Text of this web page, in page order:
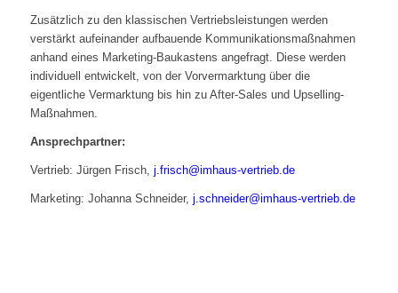
Zusätzlich zu den klassischen Vertriebsleistungen werden
verstärkt aufeinander aufbauende Kommunikationsmaßnahmen
anhand eines Marketing-Baukastens angefragt. Diese werden
individuell entwickelt, von der Vorvermarktung über die
eigentliche Vermarktung bis hin zu After-Sales und Upselling-
Maßnahmen.
Ansprechpartner:
Vertrieb: Jürgen Frisch, j.frisch@imhaus-vertrieb.de
Marketing: Johanna Schneider, j.schneider@imhaus-vertrieb.de